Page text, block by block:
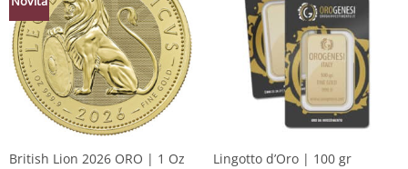
British Lion 2026 ORO | 1 Oz Lingotto d’Oro | 100 gr